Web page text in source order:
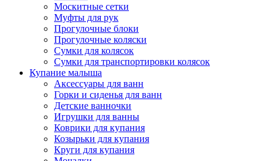
Москитные сетки
Муфты для рук
Прогулочные блоки
Прогулочные коляски
Сумки для колясок
Сумки для транспортировки колясок
Купание малыша
Аксессуары для ванн
Горки и сиденья для ванн
Детские ванночки
Игрушки для ванны
Коврики для купания
Козырьки для купания
Круги для купания